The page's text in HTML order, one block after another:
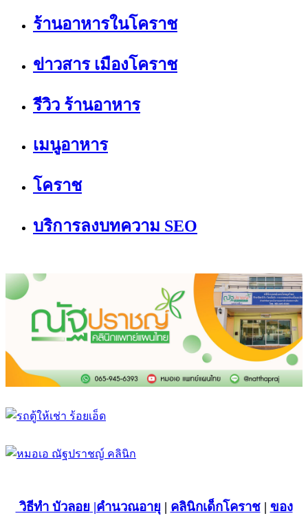
ร้านอาหารในโคราช
ข่าวสาร เมืองโคราช
รีวิว ร้านอาหาร
เมนูอาหาร
โคราช
บริการลงบทความ SEO
วิธีทำ บัวลอย |คำนวณอายุ | คลินิกเด็กโคราช| ของ